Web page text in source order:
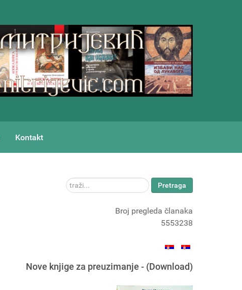
Kontakt
traži... Pretraga
Broj pregleda članaka
5553238
Nove knjige za preuzimanje - (Download)